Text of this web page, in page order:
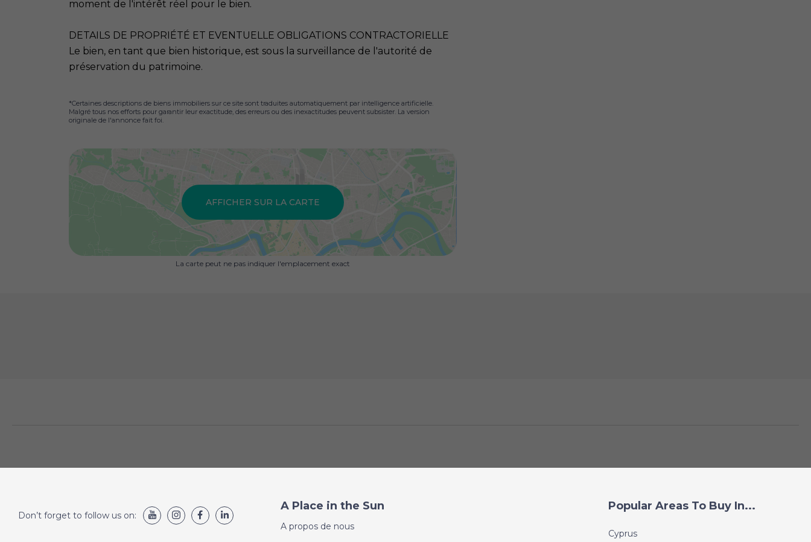
moment de l'intérêt réel pour le bien.
DETAILS DE PROPRIÉTÉ ET EVENTUELLE OBLIGATIONS CONTRACTORIELLE
Le bien, en tant que bien historique, est sous la surveillance de l'autorité de
préservation du patrimoine.
*Certaines descriptions de biens immobiliers sur ce site sont traduites automatiquement par intelligence artificielle.
Malgré tous nos efforts pour garantir leur exactitude, des erreurs ou des inexactitudes peuvent subsister. La version
originale de l'annonce fait foi.
AFFICHER SUR LA CARTE
La carte peut ne pas indiquer l'emplacement exact
Don’t forget to follow us on:
A Place in the Sun
A propos de nous
Popular Areas To Buy In...
Cyprus